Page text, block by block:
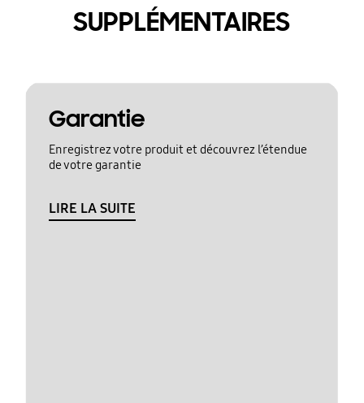
SUPPLÉMENTAIRES
Garantie
Enregistrez votre produit et découvrez l’étendue
de votre garantie
LIRE LA SUITE